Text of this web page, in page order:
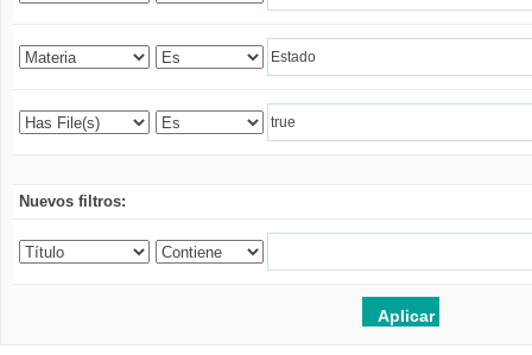
Nuevos filtros: